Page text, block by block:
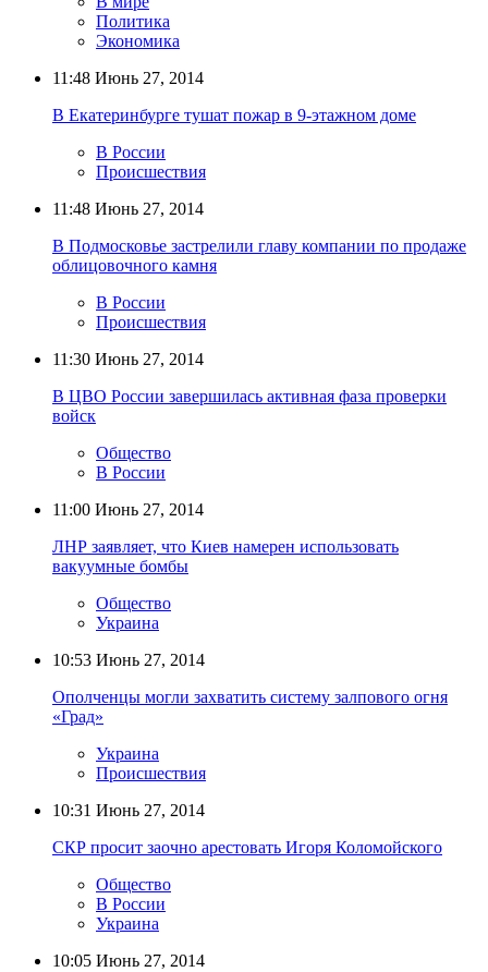
Политика
Экономика
11:48 Июнь 27, 2014
В Екатеринбурге тушат пожар в 9-этажном доме
В России
Происшествия
11:48 Июнь 27, 2014
В Подмосковье застрелили главу компании по продаже
облицовочного камня
В России
Происшествия
11:30 Июнь 27, 2014
В ЦВО России завершилась активная фаза проверки
войск
Общество
В России
11:00 Июнь 27, 2014
ЛНР заявляет, что Киев намерен использовать
вакуумные бомбы
Общество
Украина
10:53 Июнь 27, 2014
Ополченцы могли захватить систему залпового огня
«Град»
Украина
Происшествия
10:31 Июнь 27, 2014
СКР просит заочно арестовать Игоря Коломойского
Общество
В России
Украина
10:05 Июнь 27, 2014